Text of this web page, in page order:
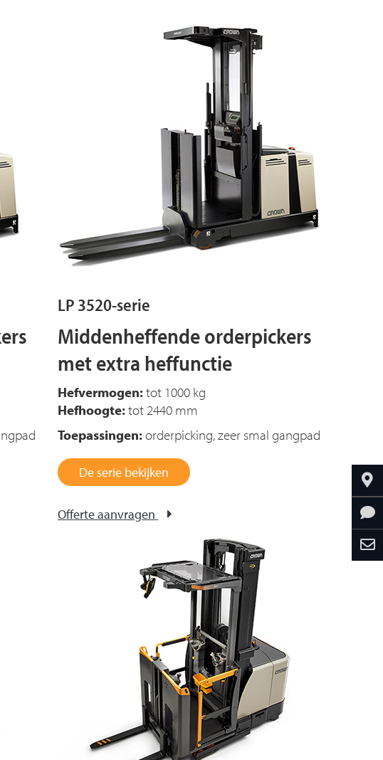
LP 3520-serie
Middenheffende orderpickers
met extra heffunctie
Hefvermogen:tot 1000 kg
Hefhoogte:tot 2440 mm
Toepassingen:orderpicking, zeer smal gangpad
De serie bekijken
Offerte aanvragen